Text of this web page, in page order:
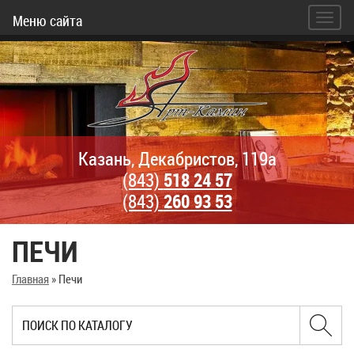
Меню сайта
Казань, Декабристов, 119а
(843)518 24 57
(843)260 93 53
ПЕЧИ
Главная» Печи